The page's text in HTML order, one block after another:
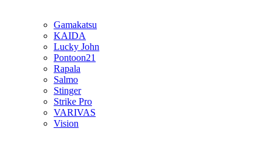
Gamakatsu
KAIDA
Lucky John
Pontoon21
Rapala
Salmo
Stinger
Strike Pro
VARIVAS
Vision